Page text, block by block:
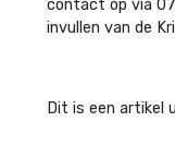
contact op via
invullen van de
Dit is een artikel